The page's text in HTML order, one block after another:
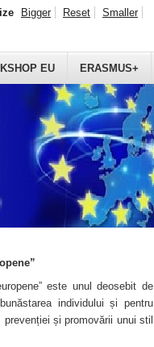
EU ERASMUS+
Bigger Reset Smaller
este unul deosebit de
individului și pentru
și promovării unui stil